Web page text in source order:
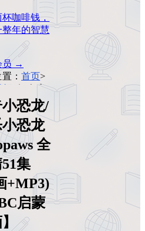
咖啡钱，
整年的智慧
员 →
： 首页>
好奇小
乐小恐龙
全高清
画+MP3)
蒙动画】
恐龙/
恐龙
全
集
+MP3)
启蒙